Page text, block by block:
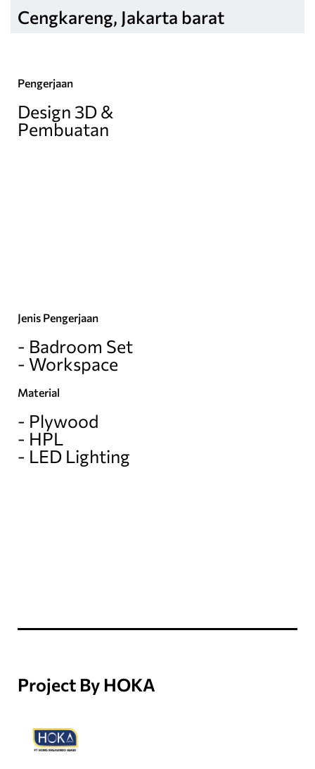
Cengkareng, Jakarta barat
Pengerjaan
Design 3D &
Pembuatan
Jenis Pengerjaan
- Badroom Set
- Workspace
Material
- Plywood
- HPL
- LED Lighting
Project By HOKA